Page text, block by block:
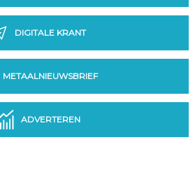
DIGITALE KRANT
METAALNIEUWSBRIEF
ADVERTEREN